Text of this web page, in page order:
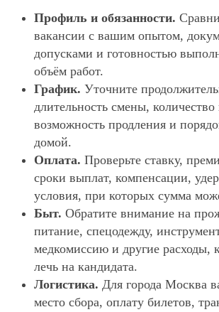
Профиль и обязанности.
вакансии с вашим опытом,
допусками и готовностью
объём работ.
График. Уточните
длительность смены,
возможность продления и
домой.
Оплата. Проверьте ставку,
сроки выплат, компенсации,
условия, при которых сумма
Быт. Обратите внимание на
питание, спецодежду,
медкомиссию и другие расходы,
лечь на кандидата.
Логистика. Для города Москва
место сбора, оплату билетов,